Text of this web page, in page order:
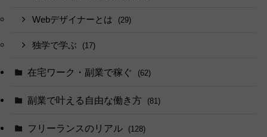
Webデザイナーとは (29)
独学で学ぶ (17)
在宅ワーク・副業で稼ぐ (62)
副業で叶える自由な働き方 (81)
フリーランスのリアル (128)